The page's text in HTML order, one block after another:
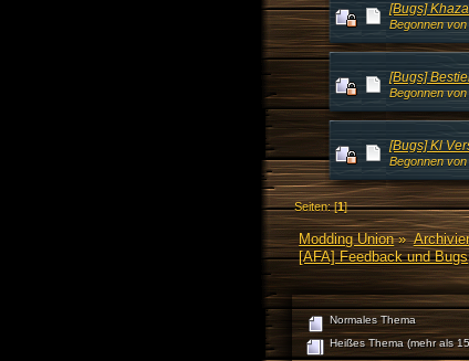
[Bugs]
Begonnen von
[Bugs]
Begonnen von
[Bugs] Kl
Begonnen von
Seiten: [1]
Modding Union»
[AFA] Feedback und Bugs
Normales Thema
Heißes Thema (mehr als